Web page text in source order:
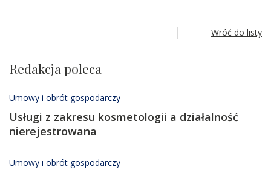
Wróć do listy
Redakcja poleca
Umowy i obrót gospodarczy
Usługi z zakresu kosmetologii a działalność
nierejestrowana
Umowy i obrót gospodarczy